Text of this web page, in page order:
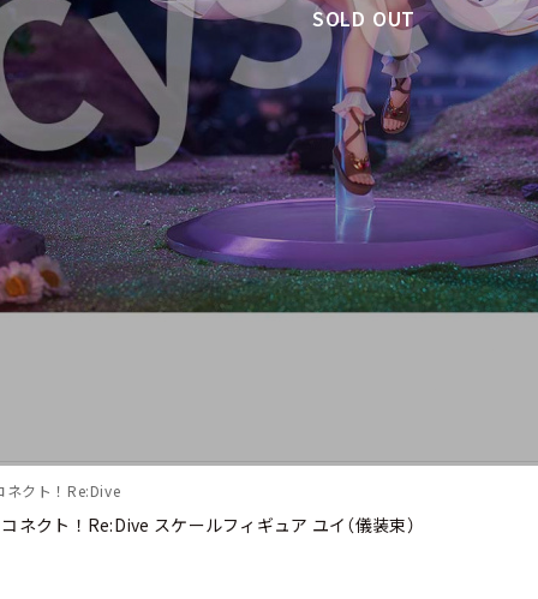
SOLD OUT
ネクト！Re:Dive
ネクト！Re:Dive スケールフィギュア ユイ（儀装束）